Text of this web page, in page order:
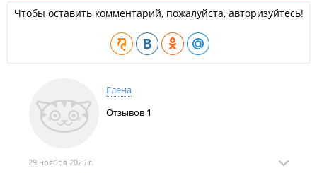
Чтобы оставить комментарий, пожалуйста, авторизуйтесь!
Елена
Отзывов 1
29 ноября 2025 г.